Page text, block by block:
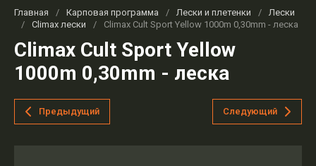
Главная / Карповая программа / Лески и плетенки /
Лески
/
Climax лески / Climax Cult Sport Yellow 1000m 0,30mm - леска
Climax Cult Sport Yellow
1000m 0,30mm - леска
Предыдущий Следующий